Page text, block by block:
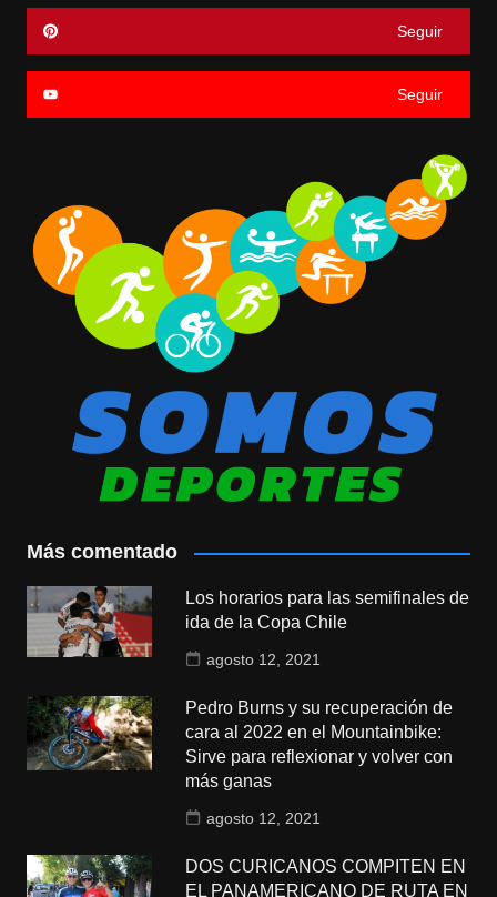
Seguir
Seguir
Más comentado
Los horarios para las semifinales de
ida de la Copa Chile
agosto 12, 2021
Pedro Burns y su recuperación de
cara al 2022 en el Mountainbike:
Sirve para reflexionar y volver con
más ganas
agosto 12, 2021
DOS CURICANOS COMPITEN EN
EL PANAMERICANO DE RUTA EN